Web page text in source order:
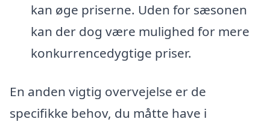
kan øge priserne. Uden for sæsonen
kan der dog være mulighed for mere
konkurrencedygtige priser.
En anden vigtig overvejelse er de
specifikke behov, du måtte have i